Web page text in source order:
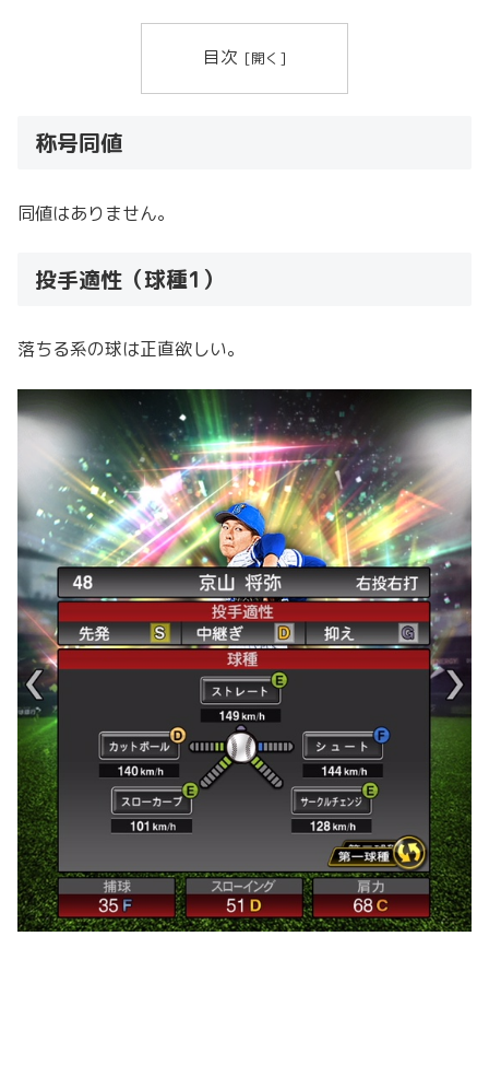
目次
称号同値
同値はありません。
投手適性（球種1）
落ちる系の球は正直欲しい。